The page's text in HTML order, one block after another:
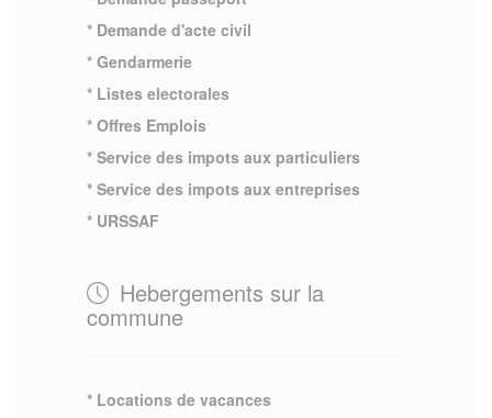
* Demande d'acte civil
* Gendarmerie
* Listes electorales
* Offres Emplois
* Service des impots aux particuliers
* Service des impots aux entreprises
* URSSAF
Hebergements sur la
commune
* Locations de vacances